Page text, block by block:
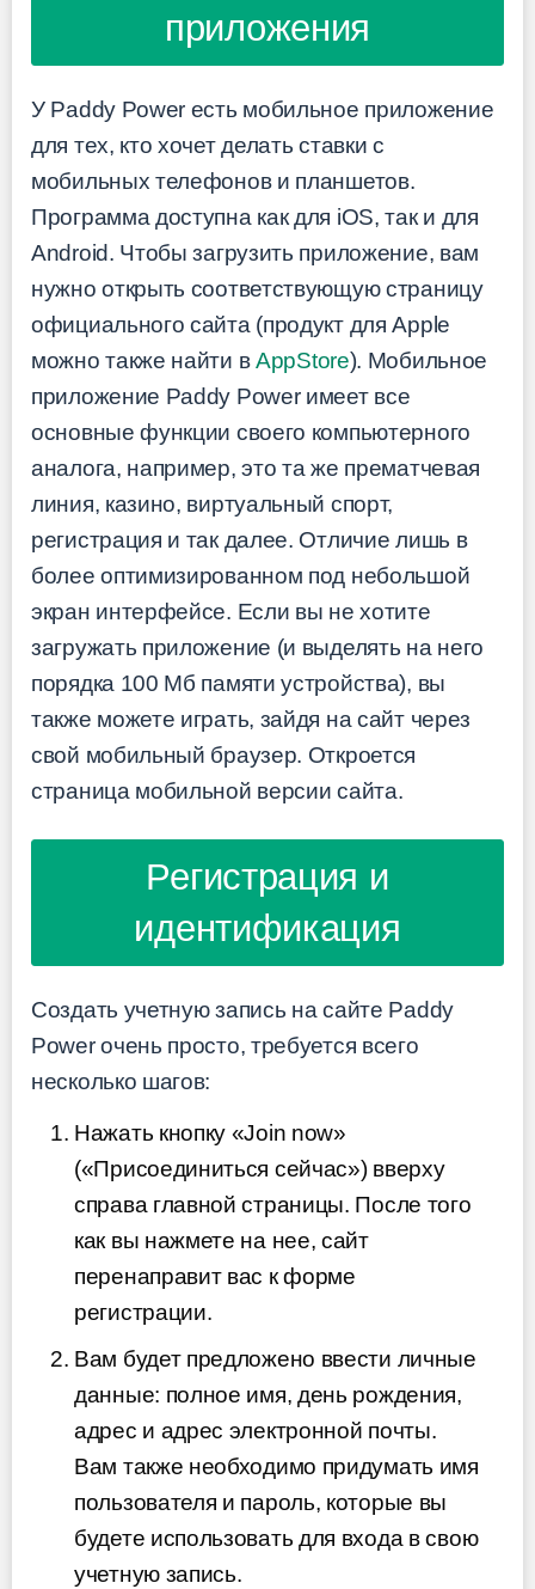
приложения
У Paddy Power есть мобильное приложение
для тех, кто хочет делать ставки с
мобильных телефонов и планшетов.
Программа доступна как для iOS, так и для
Android. Чтобы загрузить приложение, вам
нужно открыть соответствующую страницу
официального сайта (продукт для Apple
можно также найти вAppStore). Мобильное
приложение Paddy Power имеет все
основные функции своего компьютерного
аналога, например, это та же прематчевая
линия, казино, виртуальный спорт,
регистрация и так далее. Отличие лишь в
более оптимизированном под небольшой
экран интерфейсе. Если вы не хотите
загружать приложение (и выделять на него
порядка 100 Мб памяти устройства), вы
также можете играть, зайдя на сайт через
свой мобильный браузер. Откроется
страница мобильной версии сайта.
Регистрация и
идентификация
Создать учетную запись на сайте Paddy
Power очень просто, требуется всего
несколько шагов:
Нажать кнопку «Join now»
(«Присоединиться сейчас») вверху
справа главной страницы. После того
как вы нажмете на нее, сайт
перенаправит вас к форме
регистрации.
Вам будет предложено ввести личные
данные: полное имя, день рождения,
адрес и адрес электронной почты.
Вам также необходимо придумать имя
пользователя и пароль, которые вы
будете использовать для входа в свою
учетную запись.